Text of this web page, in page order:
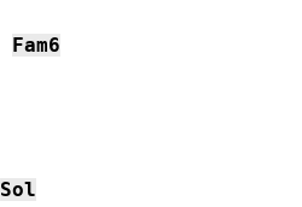
Fam6
Sol